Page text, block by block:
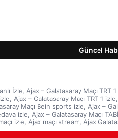
Güncel
İzle, Ajax – Galatasaray Maçı
Ajax – Galatasaray Maçı TRT 1
Maçı Bein sports izle, Ajax –
izle, Ajax – Galatasaray Maçı
izle, Ajax maçı stream, Ajax